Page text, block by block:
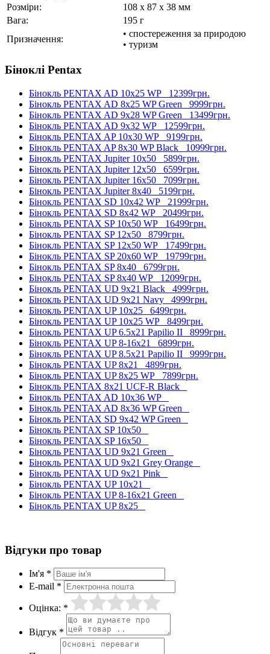
Розміри:
108 x 87 x 38 мм
Вага:
195 г
Призначення:
• спостереження за природою
• туризм
Біноклі Pentax
Бінокль PENTAX AD 10x25 WP 12399грн.
Бінокль PENTAX AD 8x25 WP Green 9999грн.
Бінокль PENTAX AD 9x28 WP Green 13499грн.
Бінокль PENTAX AD 9x32 WP 12599грн.
Бінокль PENTAX AP 10x30 WP 9199грн.
Бінокль PENTAX AP 8x30 WP Black 10999грн.
Бінокль PENTAX Jupiter 10x50 5899грн.
Бінокль PENTAX Jupiter 12x50 6599грн.
Бінокль PENTAX Jupiter 16x50 7099грн.
Бінокль PENTAX Jupiter 8x40 5199грн.
Бінокль PENTAX SD 10x42 WP 21999грн.
Бінокль PENTAX SD 8x42 WP 20499грн.
Бінокль PENTAX SP 10x50 WP 16499грн.
Бінокль PENTAX SP 12x50 8799грн.
Бінокль PENTAX SP 12x50 WP 17499грн.
Бінокль PENTAX SP 20x60 WP 19799грн.
Бінокль PENTAX SP 8x40 6799грн.
Бінокль PENTAX SP 8x40 WP 12099грн.
Бінокль PENTAX UD 9x21 Black 4999грн.
Бінокль PENTAX UD 9x21 Navy 4999грн.
Бінокль PENTAX UP 10x25 6499грн.
Бінокль PENTAX UP 10x25 WP 8499грн.
Бінокль PENTAX UP 6.5x21 Papilio II 8999грн.
Бінокль PENTAX UP 8-16x21 6899грн.
Бінокль PENTAX UP 8.5x21 Papilio II 9999грн.
Бінокль PENTAX UP 8x21 4899грн.
Бінокль PENTAX UP 8x25 WP 7899грн.
Бінокль PENTAX 8x21 UCF-R Black
Бінокль PENTAX AD 10x36 WP
Бінокль PENTAX AD 8x36 WP Green
Бінокль PENTAX SD 9x42 WP Green
Бінокль PENTAX SP 10x50
Бінокль PENTAX SP 16x50
Бінокль PENTAX UD 9x21 Green
Бінокль PENTAX UD 9x21 Grey Orange
Бінокль PENTAX UD 9x21 Pink
Бінокль PENTAX UP 10x21
Бінокль PENTAX UP 8-16x21 Green
Бінокль PENTAX UP 8x25
Відгуки про товар
Ім'я *
E-mail *
Оцінка: *
Відгук *